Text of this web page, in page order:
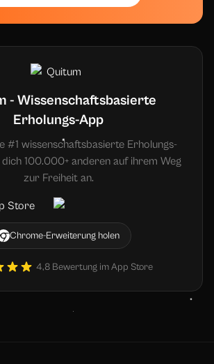
- Wissenschaftsbasierte
Erholungs-App
#1 wissenschaftsbasierte Erholungs-
100.000+ anderen auf ihrem Weg
zur Freiheit an.
Chrome-Erweiterung holen
4,8 Bewertung im App Store